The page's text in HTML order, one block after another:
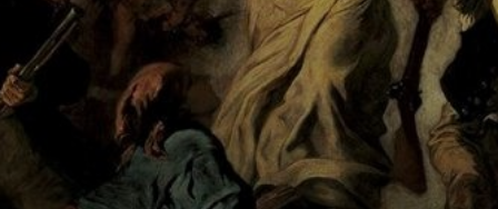
Mann? Seine
Würde gestohlen.
Krass ehrlich,